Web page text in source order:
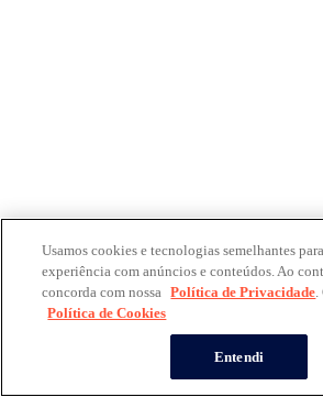
Usamos cookies e tecnologias semelhantes
experiência com anúncios e conteúdos. Ao
concorda com nossa Política de Privacidade.
Política de Cookies
Entendi